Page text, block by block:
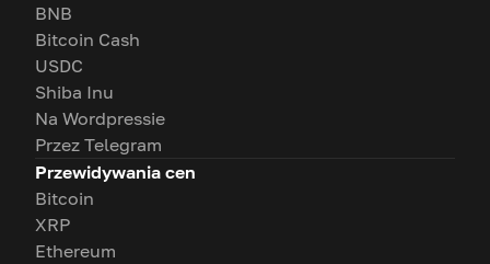
BNB
Bitcoin Cash
USDC
Shiba Inu
Na Wordpressie
Przez Telegram
Przewidywania cen
Bitcoin
XRP
Ethereum